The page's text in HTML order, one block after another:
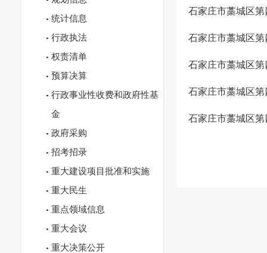
统计信息
行政执法
权责清单
预算决算
行政事业性收费和政府性基
金
政府采购
招考招录
重大建设项目批准和实施
重大民生
重点领域信息
重大会议
重大决策公开
石家庄市藁城区
石家庄市藁城区
石家庄市藁城区
石家庄市藁城区
石家庄市藁城区